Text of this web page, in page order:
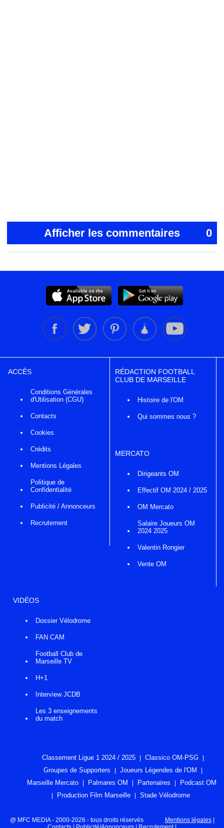
Afficher les commentaires 0
ACCÈS
Conditions Générales
d'Utilisation (CGU)
Contacts
Cookies
Crédits
Mentions Légales
Politique de
Confidentialité
Publicité / Annonceurs
Recrutement
RÉDACTION FOOTBALL
CLUB DE MARSEILLE
Histoire de l'OM
Qui sommes nous ?
MERCATO
Dirigeants OM
Effectif OM 2024 / 2025
OM Mercato
Salaire Joueurs OM
2024 2025
Valentin Rongier
Vente OM
VIDÉOS
Dossier Vélodrome
FAN CAM
Football Club de
Marseille TV
H+1
Interview JCDB
Les 3 enseignements
du match
Classement Ligue 1 2024 / 2025
Classico OM-PSG
Groupes de Supporters
Joueurs Légendes de l'OM
Marseille Mercato
Palmares OM Partenaires
Podcast OM
Production Film Marseille
Stade Vélodrome
@ MFC MEDIA - 2000-2026 - tous droits réservés Mentions légales|